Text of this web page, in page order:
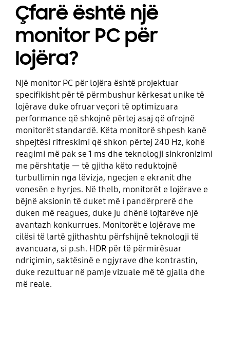
Çfarë është një
monitor PC për
lojëra?
Një monitor PC për lojëra është projektuar
specifikisht për të përmbushur kërkesat unike të
lojërave duke ofruar veçori të optimizuara
performance që shkojnë përtej asaj që ofrojnë
monitorët standardë. Këta monitorë shpesh kanë
shpejtësi rifreskimi që shkon përtej 240 Hz, kohë
reagimi më pak se 1 ms dhe teknologji sinkronizimi
me përshtatje — të gjitha këto reduktojnë
turbullimin nga lëvizja, ngecjen e ekranit dhe
vonesën e hyrjes. Në thelb, monitorët e lojërave e
bëjnë aksionin të duket më i pandërprerë dhe
duken më reagues, duke ju dhënë lojtarëve një
avantazh konkurrues. Monitorët e lojërave me
cilësi të lartë gjithashtu përfshijnë teknologji të
avancuara, si p.sh. HDR për të përmirësuar
ndriçimin, saktësinë e ngjyrave dhe kontrastin,
duke rezultuar në pamje vizuale më të gjalla dhe
më reale.